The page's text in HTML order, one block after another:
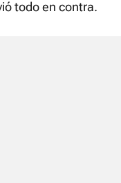
todo en contra.